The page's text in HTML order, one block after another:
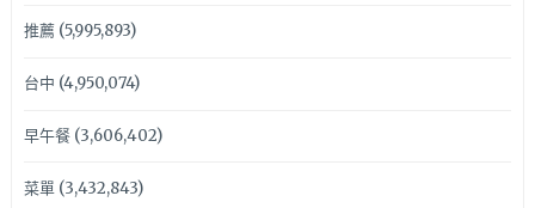
推薦(5,995,893)
台中 (4,950,074)
早午餐(3,606,402)
菜單(3,432,843)